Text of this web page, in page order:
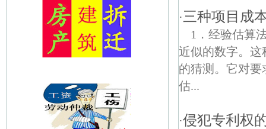
·三种项目成
1．经验估算
近似的数字。这
的猜测。它对
估...
·侵犯专利权